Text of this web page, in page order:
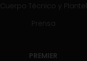
Cuerpo Técnico y Plantel
Prensa
PREMIER